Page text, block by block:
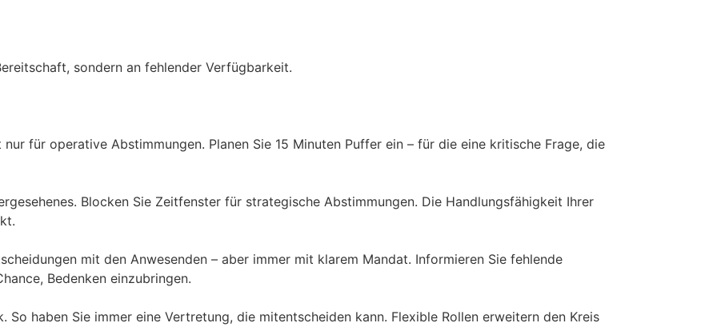
sondern an fehlender Verfügbarkeit.
für operative Abstimmungen. Planen Sie 15 Minuten Puffer ein – für die eine kritische Frage, die
Blocken Sie Zeitfenster für strategische Abstimmungen. Die Handlungsfähigkeit Ihrer
mit den Anwesenden – aber immer mit klarem Mandat. Informieren Sie fehlende
Bedenken einzubringen.
So haben Sie immer eine Vertretung, die mitentscheiden kann. Flexible Rollen erweitern den Kreis